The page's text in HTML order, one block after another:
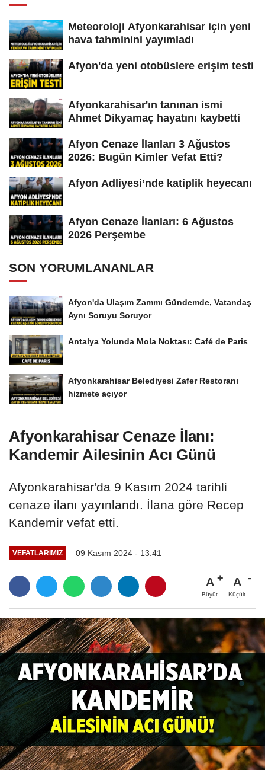
Meteoroloji Afyonkarahisar için yeni
hava tahminini yayımladı
Afyon'da yeni otobüslere erişim testi
Afyonkarahisar'ın tanınan ismi
Ahmet Dikyamaç hayatını kaybetti
Afyon Cenaze İlanları 3 Ağustos
2026: Bugün Kimler Vefat Etti?
Afyon Adliyesi’nde katiplik heyecanı
Afyon Cenaze İlanları: 6 Ağustos
2026 Perşembe
SON YORUMLANANLAR
Afyon'da Ulaşım Zammı Gündemde, Vatandaş
Aynı Soruyu Soruyor
Antalya Yolunda Mola Noktası: Café de Paris
Afyonkarahisar Belediyesi Zafer Restoranı
hizmete açıyor
Afyonkarahisar Cenaze İlanı:
Kandemir Ailesinin Acı Günü
Afyonkarahisar'da 9 Kasım 2024 tarihli
cenaze ilanı yayınlandı. İlana göre Recep
Kandemir vefat etti.
VEFATLARIMIZ 09 Kasım 2024 - 13:41
A
Büyüt
A
Küçült